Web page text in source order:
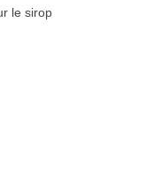
le sirop